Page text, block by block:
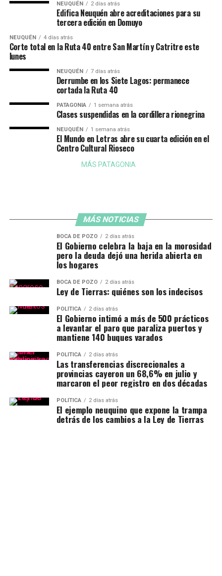
NEUQUÉN 2 días atrás
Edifica Neuquén abre acreditaciones para su
tercera edición en Domuyo
NEUQUÉN 4 días atrás
Corte total en la Ruta 40 entre San Martín y Catritre este
lunes
NEUQUÉN 7 días atrás
Derrumbe en los Siete Lagos: permanece
cortada la Ruta 40
PATAGONIA 1 semana atrás
Clases suspendidas en la cordillera rionegrina
NEUQUÉN 1 semana atrás
El Mundo en Letras abre su cuarta edición en el
Centro Cultural Rioseco
MÁS PATAGONIA
MÁS NOTICIAS
BOCA DE POZO 2 días atrás
El Gobierno celebra la baja en la morosidad
pero la deuda dejó una herida abierta en
los hogares
BOCA DE POZO 2 días atrás
Ley de Tierras: quiénes son los indecisos
POLÍTICA 2 días atrás
El Gobierno intimó a más de 500 prácticos
a levantar el paro que paraliza puertos y
mantiene 140 buques varados
POLÍTICA 2 días atrás
Las transferencias discrecionales a
provincias cayeron un 68,6% en julio y
marcaron el peor registro en dos décadas
POLÍTICA 2 días atrás
El ejemplo neuquino que expone la trampa
detrás de los cambios a la Ley de Tierras